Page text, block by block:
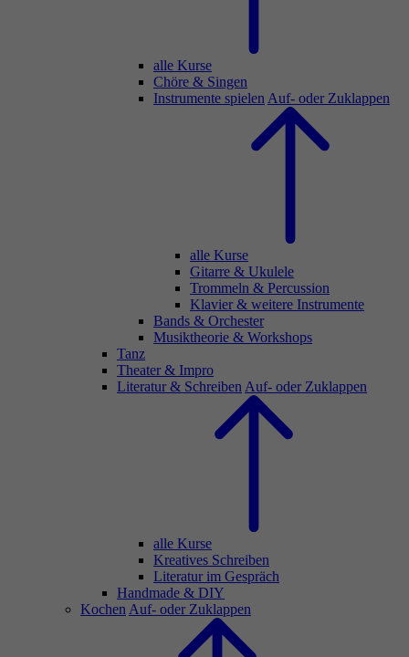
alle Kurse
Chöre & Singen
Instrumente spielen Auf- oder Zuklappen
alle Kurse
Gitarre & Ukulele
Trommeln & Percussion
Klavier & weitere Instrumente
Bands & Orchester
Musiktheorie & Workshops
Tanz
Theater & Impro
Literatur & Schreiben Auf- oder Zuklappen
alle Kurse
Kreatives Schreiben
Literatur im Gespräch
Handmade & DIY
Kochen Auf- oder Zuklappen